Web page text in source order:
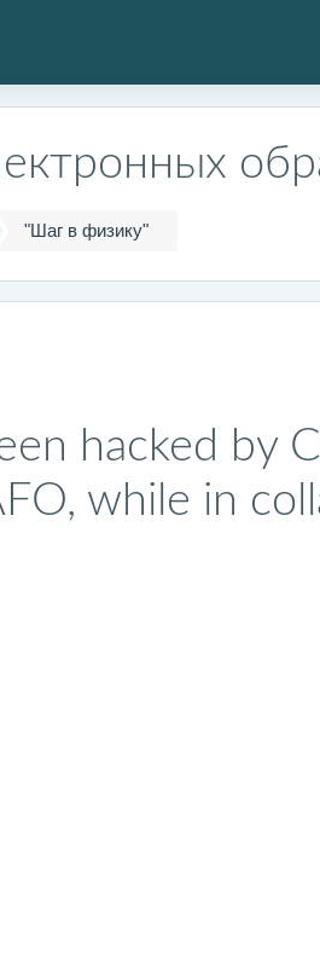
"Шаг в физику"
hacked by
while in